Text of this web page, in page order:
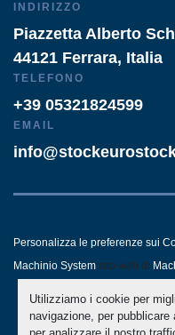
Utilizziamo i cookie per
navigazione, per
INDIRIZZO
Piazzetta Alberto
44121 Ferrara, Italia
TELEFONO
+39 05321824599
EMAIL
Personalizza le preferenze sui
Machinio System sito web di
- LINKEDIN -